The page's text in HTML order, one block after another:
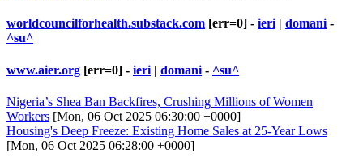
worldcouncilforhealth.substack.com [err=0] - ieri | domani -
^su^
www.aier.org [err=0] - ieri | domani - ^su^
Nigeria’s Shea Ban Backfires, Crushing Millions of Women
Workers [Mon, 06 Oct 2025 06:30:00 +0000]
Housing's Deep Freeze: Existing Home Sales at 25-Year Lows
[Mon, 06 Oct 2025 06:28:00 +0000]